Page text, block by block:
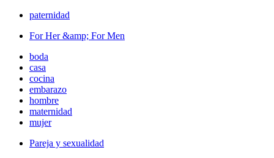
paternidad
For Her &amp; For Men
boda
casa
cocina
embarazo
hombre
maternidad
mujer
Pareja y sexualidad